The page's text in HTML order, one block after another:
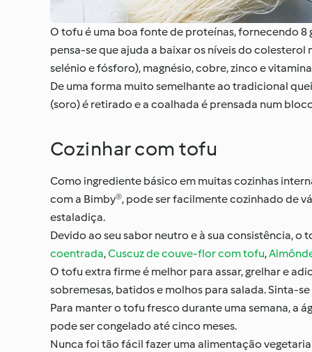
O tofu é uma boa fonte de proteínas, fornecendo 8
pensa-se que ajuda a baixar os níveis do
selénio e fósforo), magnésio, cobre, zinco e vitamina
De uma forma muito semelhante ao tradicional
(soro) é retirado e a coalhada é prensada num
Cozinhar com tofu
Como ingrediente básico em muitas cozinhas
com a Bimby®, pode ser facilmente cozinhado de
estaladiça.
Devido ao seu sabor neutro e à sua consistência,
coentrada,Cuscuz de couve-flor com tofu,
O tofu extra firme é melhor para assar, grelhar e
sobremesas, batidos e molhos para salada. Sinta-
Para manter o tofu fresco durante uma semana, a
pode ser congelado até cinco meses.
Nunca foi tão fácil fazer uma alimentação